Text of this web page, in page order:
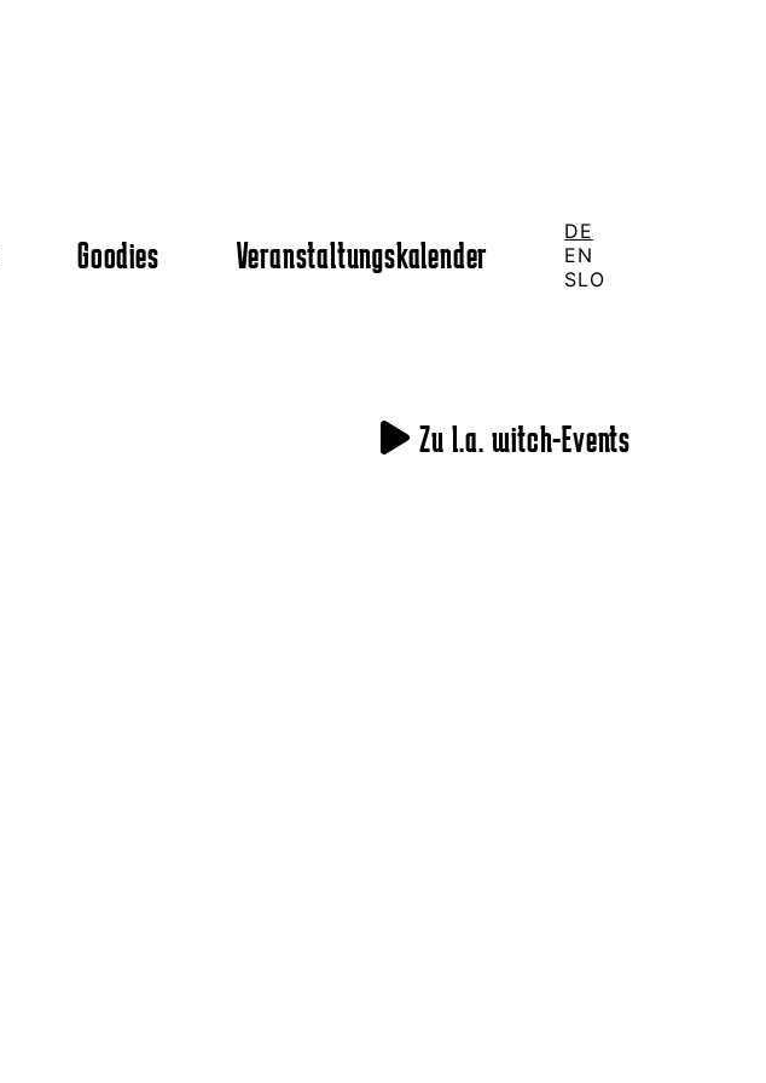
Goodies Veranstaltungskalender
DE
EN
SLO
Zu l.a. witch-Events